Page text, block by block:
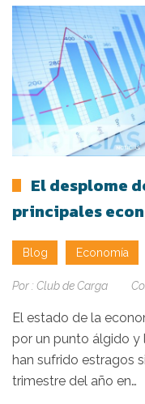
El desplome
principales
Blog Economía
Por : Club de Carga
El estado de la
por un punto álgido y
han sufrido estragos
trimestre del año en…